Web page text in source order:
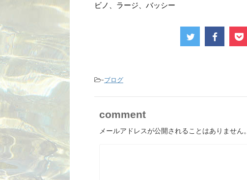
ビノ、ラージ、バッシー
-ブログ
comment
メールアドレスが公開されることはありません。